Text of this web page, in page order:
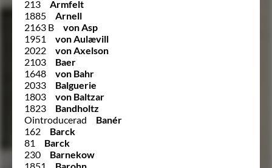
213
Armfelt
1885
Arnell
2163 B
von Asp
1951
von Aulævill
2022
von Axelson
2103
Baer
1648
von Bahr
2033
Balguerie
1803
von Baltzar
1823
Bandholtz
Ointroducerad
Banér
162
Barck
81
Barck
230
Barnekow